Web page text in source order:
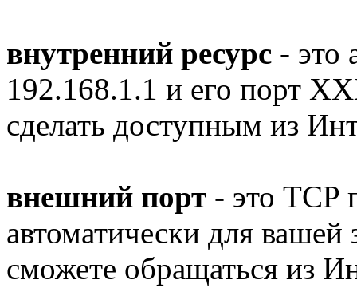
внутренний ресурс - это
192.168.1.1 и его порт
сделать доступным из
внешний порт - это TCP
автоматически для
сможете обращаться из